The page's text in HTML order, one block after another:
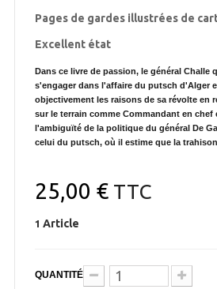
Pages de gardes illustrées de
Excellent état
Dans ce livre de passion, le général Challe
s'engager dans l'affaire du putsch d'Alger
objectivement les raisons de sa révolte en
sur le terrain comme Commandant en chef
l'ambiguïté de la politique du général De
celui du putsch, où il estime que la
25,00 €TTC
1 Article
QUANTITÉ